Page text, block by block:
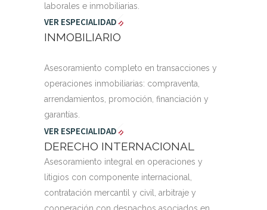
laborales e inmobiliarias.
VER ESPECIALIDAD
INMOBILIARIO
Asesoramiento completo en transacciones y
operaciones inmobiliarias: compraventa,
arrendamientos, promoción, financiación y
garantías.
VER ESPECIALIDAD
DERECHO INTERNACIONAL
Asesoramiento integral en operaciones y
litigios con componente internacional,
contratación mercantil y civil, arbitraje y